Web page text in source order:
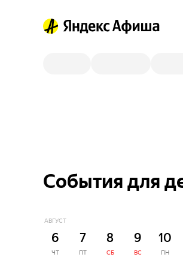
События для
АВГУСТ
6
ЧТ
7
ПТ
8
СБ
9
ВС
10
ПН